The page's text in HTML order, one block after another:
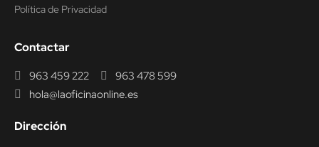
Política de Privacidad
Contactar
963 459 222
963 478 599
hola@laoficinaonline.es
Dirección